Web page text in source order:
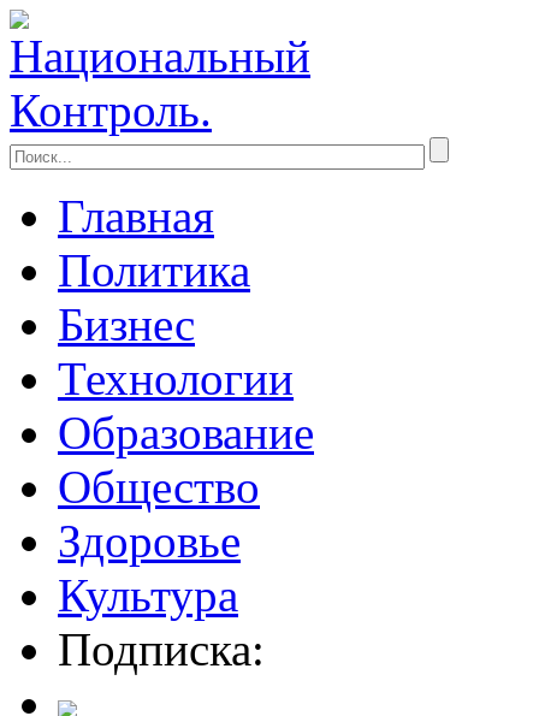
Главная
Политика
Бизнес
Технологии
Образование
Общество
Здоровье
Культура
Подписка: